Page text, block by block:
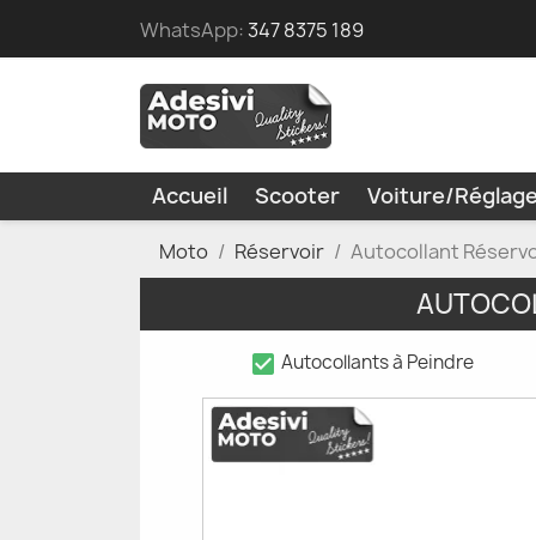
WhatsApp:347 8375 189
Accueil Scooter Voiture/
Moto Réservoir Autocollant
check_box Autocollants à Peindre